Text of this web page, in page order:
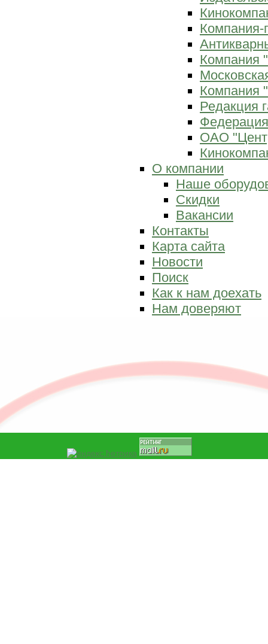
Компания-
Компания
Компания
Редакция
ОАО
О компании
Наше
Скидки
Вакансии
Контакты
Карта сайта
Новости
Поиск
Как к нам доехать
Нам доверяют